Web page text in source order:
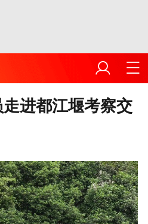
进都江堰考察交